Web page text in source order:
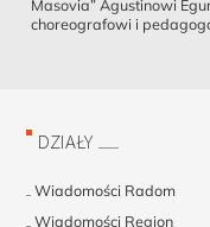
Masovia” Agustinowi
choreografowi i
DZIAŁY
Wiadomości Radom
Wiadomości Region